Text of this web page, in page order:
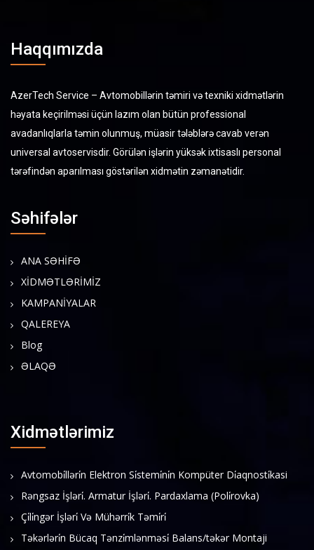
Haqqımızda
AzerTech Service – Avtomobillərin təmiri və texniki xidmətlərin
həyata keçirilməsi üçün lazım olan bütün professional
avadanlıqlarla təmin olunmuş, müasir tələblərə cavab verən
universal avtoservisdir. Görülən işlərin yüksək ixtisaslı personal
tərəfindən aparılması göstərilən xidmətin zəmanətidir.
Səhifələr
ANA SƏHİFƏ
XİDMƏTLƏRİMİZ
KAMPANİYALAR
QALEREYA
Blog
ƏLAQƏ
Xidmətlərimiz
Avtomobi̇lləri̇n Elektron Si̇stemi̇ni̇n Kompüter Di̇aqnosti̇kasi
Rəngsaz İşləri̇. Armatur İşləri̇. Pardaxlama (Poli̇rovka)
Çi̇li̇ngər İşləri̇ Və Mühərri̇k Təmi̇ri̇
Təkərləri̇n Bücaq Tənzi̇mlənməsi̇ Balans/təkər Montaji